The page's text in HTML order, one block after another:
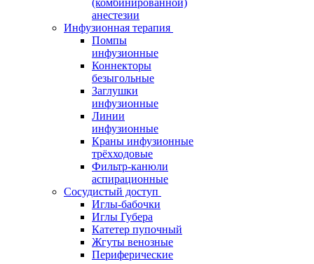
(комбинированной)
анестезии
Инфузионная терапия
Помпы
инфузионные
Коннекторы
безыгольные
Заглушки
инфузионные
Линии
инфузионные
Краны инфузионные
трёхходовые
Фильтр-канюли
аспирационные
Сосудистый доступ
Иглы-бабочки
Иглы Губера
Катетер пупочный
Жгуты венозные
Периферические